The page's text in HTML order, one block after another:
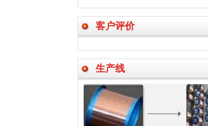
客户评价
生产线